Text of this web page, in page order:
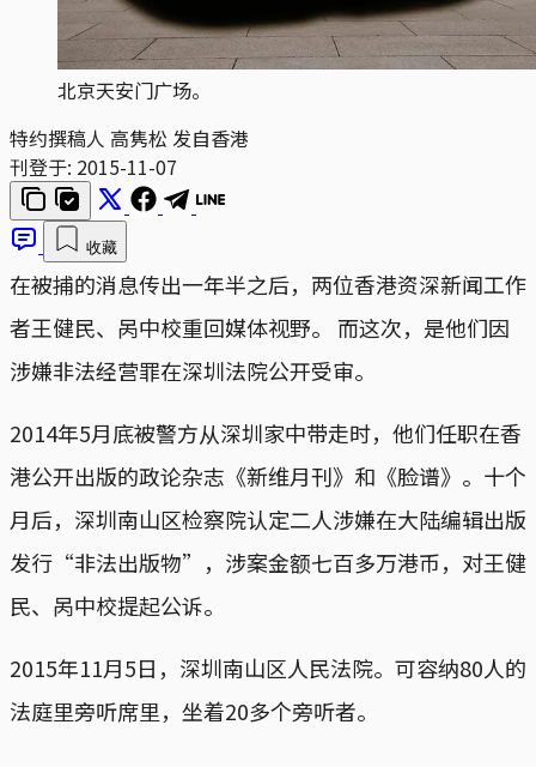
北京天安门广场。
特约撰稿人 高隽松 发自香港
刊登于: 2015-11-07
收藏
在被捕的消息传出一年半之后，两位香港资深新闻工作
者王健民、呙中校重回媒体视野。 而这次，是他们因
涉嫌非法经营罪在深圳法院公开受审。
2014年5月底被警方从深圳家中带走时，他们任职在香
港公开出版的政论杂志《新维月刊》和《脸谱》。十个
月后，深圳南山区检察院认定二人涉嫌在大陆编辑出版
发行“非法出版物”，涉案金额七百多万港币，对王健
民、呙中校提起公诉。
2015年11月5日，深圳南山区人民法院。可容纳80人的
法庭里旁听席里，坐着20多个旁听者。